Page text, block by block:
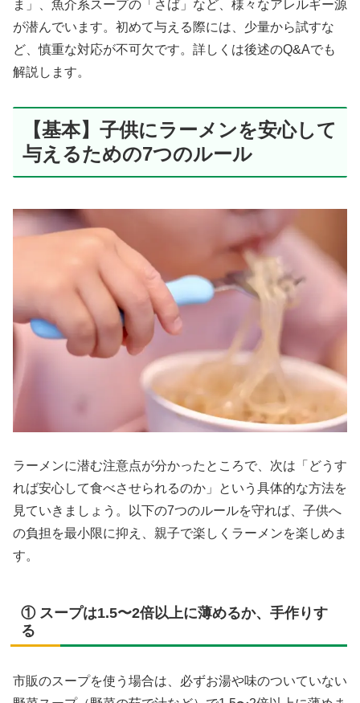
ま」、魚介系スープの「さば」など、様々なアレルギー源
が潜んでいます。初めて与える際には、少量から試すな
ど、慎重な対応が不可欠です。詳しくは後述のQ&Aでも
解説します。
【基本】子供にラーメンを安心して
与えるための7つのルール
ラーメンに潜む注意点が分かったところで、次は「どうす
れば安心して食べさせられるのか」という具体的な方法を
見ていきましょう。以下の7つのルールを守れば、子供へ
の負担を最小限に抑え、親子で楽しくラーメンを楽しめま
す。
① スープは1.5〜2倍以上に薄めるか、手作りす
る
市販のスープを使う場合は、必ずお湯や味のついていない